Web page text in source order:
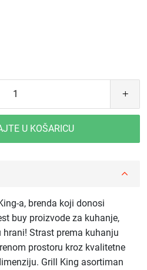
U KOŠARICU
a, brenda koji donosi
buy proizvode za kuhanje,
Strast prema kuhanju
prostoru kroz kvalitetne
Grill King asortiman